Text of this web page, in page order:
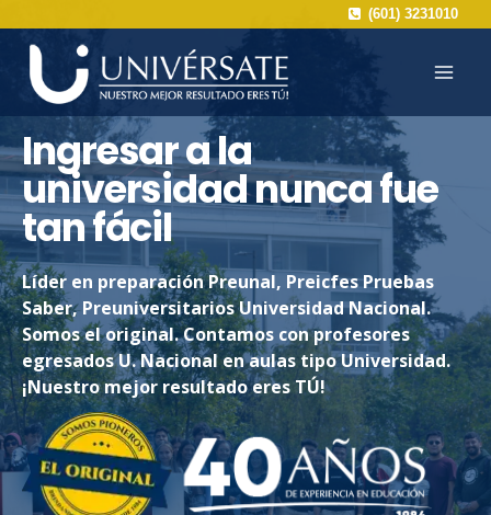
contenido
(601) 3231010
Ingresar a la
universidad nunca fue
tan fácil
Líder en preparación Preunal, Preicfes Pruebas
Saber, Preuniversitarios Universidad Nacional.
Somos el original. Contamos con profesores
egresados U. Nacional en aulas tipo Universidad.
¡Nuestro mejor resultado eres TÚ!